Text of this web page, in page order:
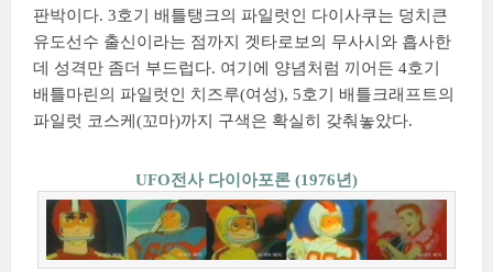
판박이다. 3호기 배틀탱크의 파일럿인 다이사쿠는 덩치큰
유도선수 출신이라는 점까지 겟타로보의 무사시와 흡사한
데 성격만 좀더 부드럽다. 여기에 양념처럼 끼어든 4호기
배틀마린의 파일럿인 치즈루(여성), 5호기 배틀크래프트의
파일럿 코스케(꼬마)까지 구색은 확실히 갖춰놓았다.
UFO전사 다이아포론 (1976년)